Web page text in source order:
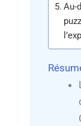
Au-